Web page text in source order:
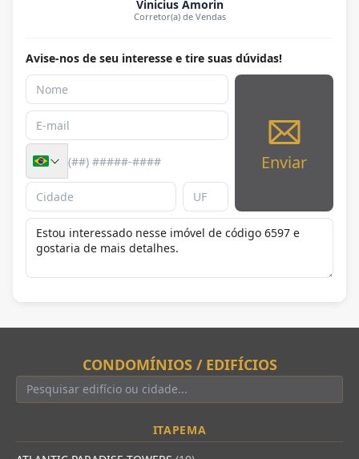
Vinicius Amorin
Corretor(a) de Vendas
Avise-nos de seu interesse e tire suas dúvidas!
Enviar
CONDOMÍNIOS / EDIFÍCIOS
ITAPEMA